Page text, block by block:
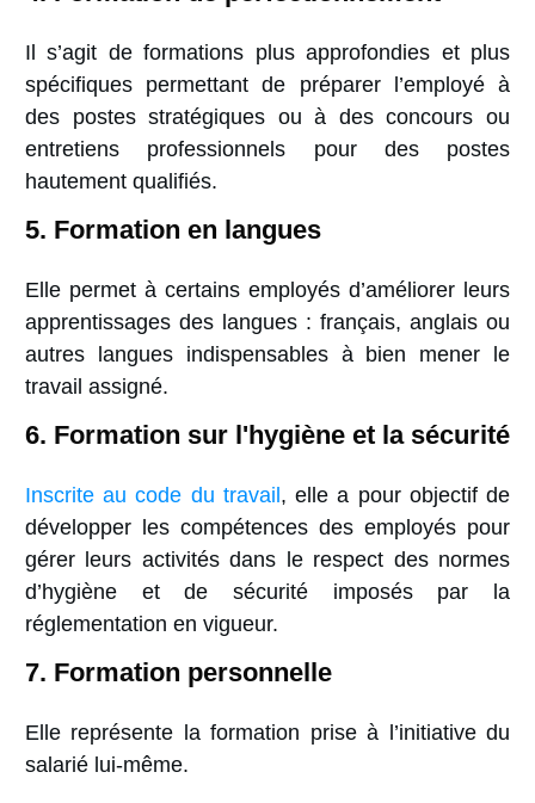
Il s’agit de formations plus approfondies et plus
spécifiques permettant de préparer l’employé à
des postes stratégiques ou à des concours ou
entretiens professionnels pour des postes
hautement qualifiés.
5. Formation en langues
Elle permet à certains employés d’améliorer leurs
apprentissages des langues : français, anglais ou
autres langues indispensables à bien mener le
travail assigné.
6. Formation sur l'hygiène et la sécurité
Inscrite au code du travail , elle a pour objectif de
développer les compétences des employés pour
gérer leurs activités dans le respect des normes
d’hygiène et de sécurité imposés par la
réglementation en vigueur.
7. Formation personnelle
Elle représente la formation prise à l’initiative du
salarié lui-même.